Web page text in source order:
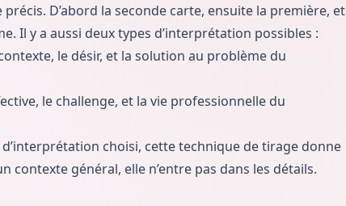
D’abord la seconde carte, ensuite la première, et
Il y a aussi deux types d’interprétation possibles :
le désir, et la solution au problème du
le challenge, et la vie professionnelle du
choisi, cette technique de tirage donne
contexte général, elle n’entre pas dans les détails.